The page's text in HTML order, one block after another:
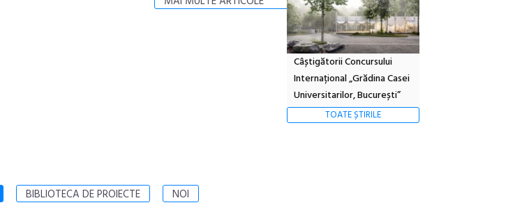
Câștigătorii Concursului
Internațional „Grădina Casei
Universitarilor, București”
TOATE ȘTIRILE
BIBLIOTECA DE PROIECTE NOI